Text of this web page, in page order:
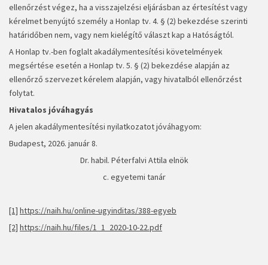
ellenőrzést végez, ha a visszajelzési eljárásban az értesítést vagy
kérelmet benyújtó személy a Honlap tv. 4. § (2) bekezdése szerinti
határidőben nem, vagy nem kielégítő választ kap a Hatóságtól.
A Honlap tv.-ben foglalt akadálymentesítési követelmények
megsértése esetén a Honlap tv. 5. § (2) bekezdése alapján az
ellenőrző szervezet kérelem alapján, vagy hivatalból ellenőrzést
folytat.
Hivatalos jóváhagyás
A jelen akadálymentesítési nyilatkozatot jóváhagyom:
Budapest, 2026. január 8.
Dr. habil. Péterfalvi Attila elnök
c. egyetemi tanár
[1] https://naih.hu/online-ugyinditas/388-egyeb
[2] https://naih.hu/files/1_1_2020-10-22.pdf